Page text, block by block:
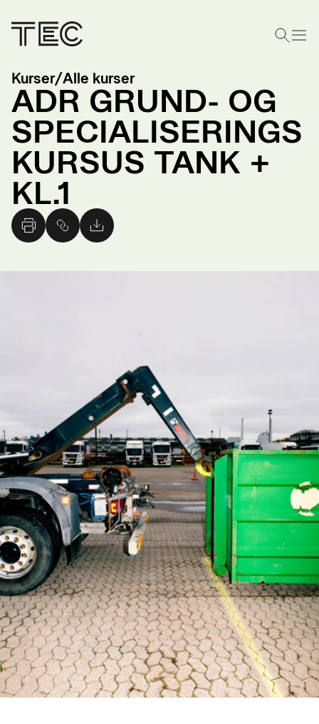
Kurser/Alle kurser
ADR GRUND- OG
SPECIALISERINGS
KURSUS TANK +
KL.1